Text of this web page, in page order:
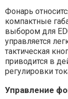
Фонарь
компактные
выбором для
управляется
тактическая
приводится в
регулировки
Управление